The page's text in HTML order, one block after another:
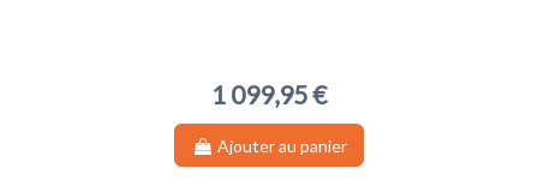
1 099,95 €
Ajouter au panier